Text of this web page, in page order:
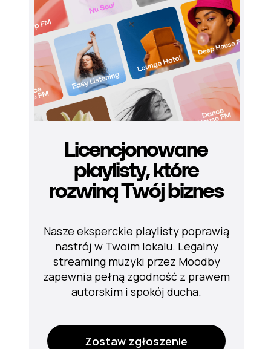
Zostaw zgłoszenie
Nasze eksperckie playlisty poprawią
nastrój w Twoim lokalu. Legalny
streaming muzyki przez Moodby
zapewnia pełną zgodność z prawem
autorskim i spokój ducha.
Licencjonowane
playlisty, które
rozwiną Twój biznes